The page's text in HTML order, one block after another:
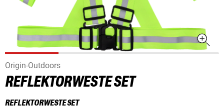
Origin-Outdoors
REFLEKTORWESTE SET
REFLEKTORWESTE SET